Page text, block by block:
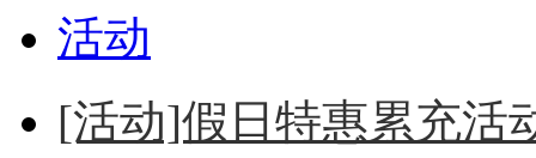
活动
[活动]假日特惠累充活